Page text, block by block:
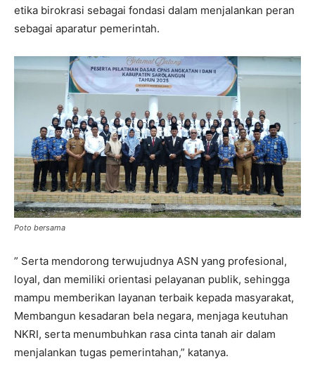
etika birokrasi sebagai fondasi dalam menjalankan peran
sebagai aparatur pemerintah.
Poto bersama
” Serta mendorong terwujudnya ASN yang profesional,
loyal, dan memiliki orientasi pelayanan publik, sehingga
mampu memberikan layanan terbaik kepada masyarakat,
Membangun kesadaran bela negara, menjaga keutuhan
NKRI, serta menumbuhkan rasa cinta tanah air dalam
menjalankan tugas pemerintahan,” katanya.